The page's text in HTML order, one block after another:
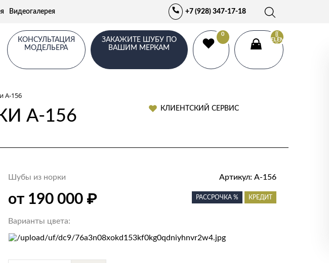
Видеогалерея +7 (928) 347-17-18
КОНСУЛЬТАЦИЯ
МОДЕЛЬЕРА
ЗАКАЖИТЕ ШУБУ ПО
ВАШИМ МЕРКАМ
0
{{
ELEMENTS.LENGTH
}}
А-156
А-156 КЛИЕНТСКИЙ СЕРВИС
Шубы из норки Артикул:А-156
от 190 000 ₽ РАССРОЧКА % КРЕДИТ
Варианты цвета: